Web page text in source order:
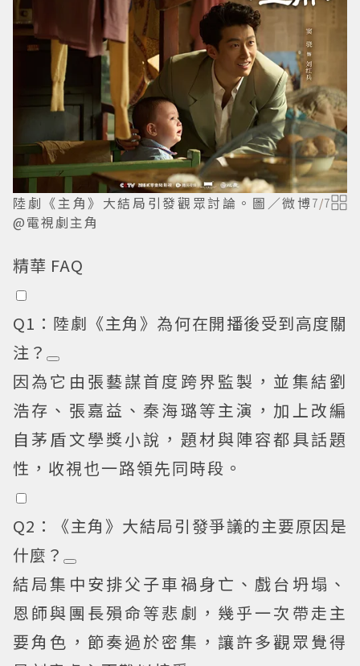
陸劇《主角》大結局引發觀眾討論。圖／微博
@電視劇主角
7/7
精華 FAQ
Q1：陸劇《主角》為何在開播後受到高度關
注？
因為它由張藝謀首度跨界監製，並集結劉
浩存、張嘉益、秦海璐等主演，加上改編
自茅盾文學獎小說，題材與陣容都具話題
性，收視也一路領先同時段。
Q2：《主角》大結局引發爭議的主要原因是
什麼？
結局集中安排父子車禍身亡、戲台坍塌、
恩師與團長殞命等悲劇，幾乎一次帶走主
要角色，節奏過於密集，讓許多觀眾覺得